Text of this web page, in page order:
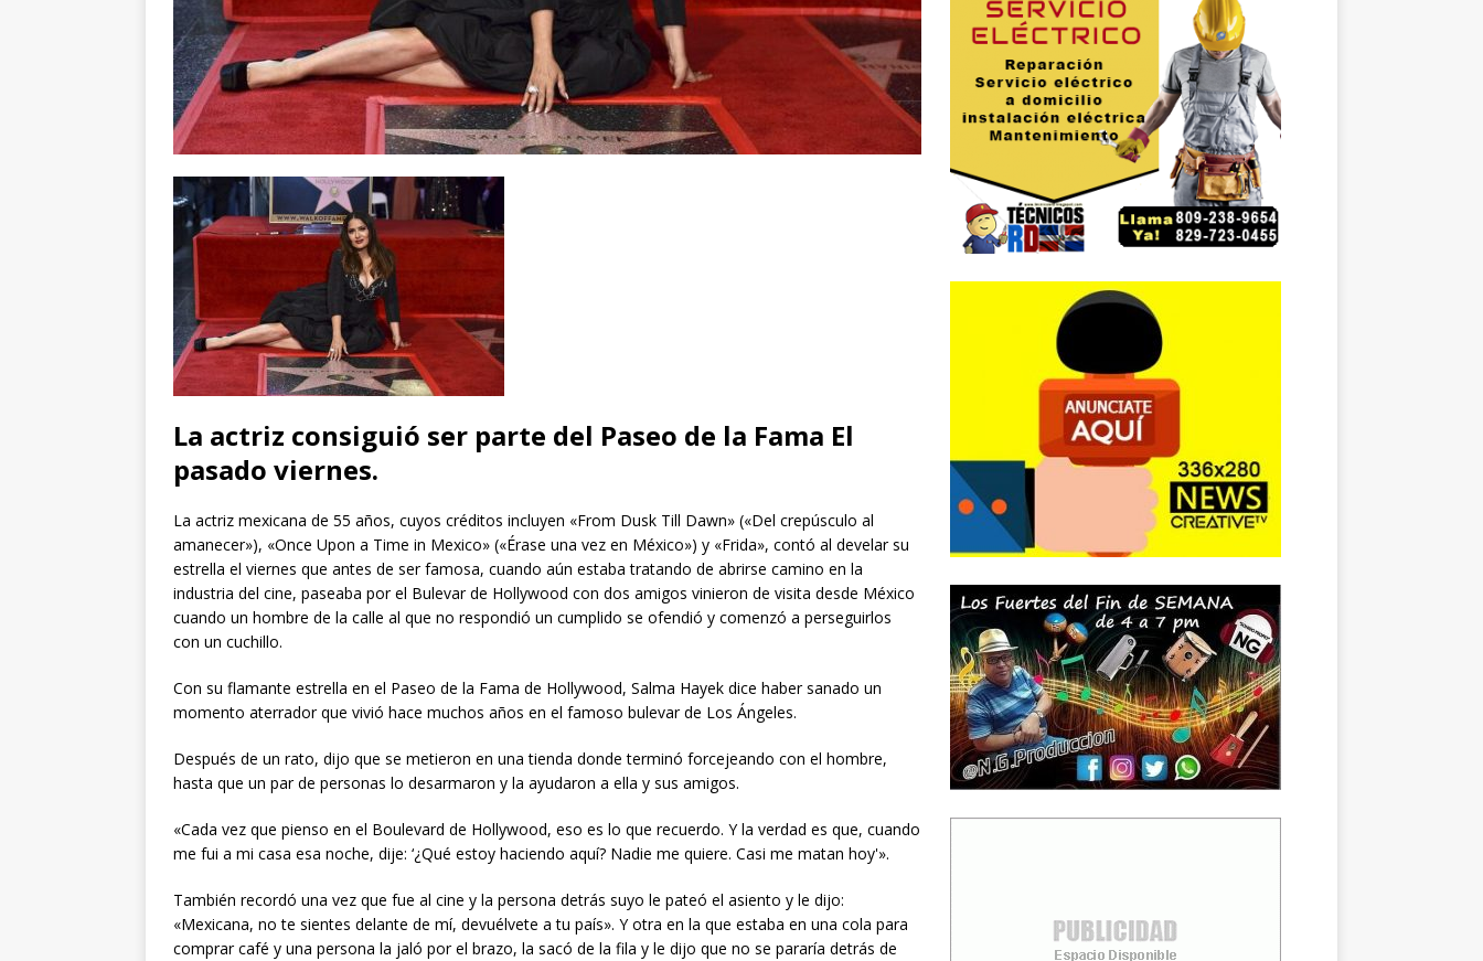
La actriz consiguió ser parte del Paseo de la Fama El
pasado viernes.
La actriz mexicana de 55 años, cuyos créditos incluyen «From Dusk Till Dawn» («Del crepúsculo al
amanecer»), «Once Upon a Time in Mexico» («Érase una vez en México») y «Frida», contó al develar su
estrella el viernes que antes de ser famosa, cuando aún estaba tratando de abrirse camino en la
industria del cine, paseaba por el Bulevar de Hollywood con dos amigos vinieron de visita desde México
cuando un hombre de la calle al que no respondió un cumplido se ofendió y comenzó a perseguirlos
con un cuchillo.
Con su flamante estrella en el Paseo de la Fama de Hollywood, Salma Hayek dice haber sanado un
momento aterrador que vivió hace muchos años en el famoso bulevar de Los Ángeles.
Después de un rato, dijo que se metieron en una tienda donde terminó forcejeando con el hombre,
hasta que un par de personas lo desarmaron y la ayudaron a ella y sus amigos.
«Cada vez que pienso en el Boulevard de Hollywood, eso es lo que recuerdo. Y la verdad es que, cuando
me fui a mi casa esa noche, dije: ‘¿Qué estoy haciendo aquí? Nadie me quiere. Casi me matan hoy'».
También recordó una vez que fue al cine y la persona detrás suyo le pateó el asiento y le dijo:
«Mexicana, no te sientes delante de mí, devuélvete a tu país». Y otra en la que estaba en una cola para
comprar café y una persona la jaló por el brazo, la sacó de la fila y le dijo que no se pararía detrás de